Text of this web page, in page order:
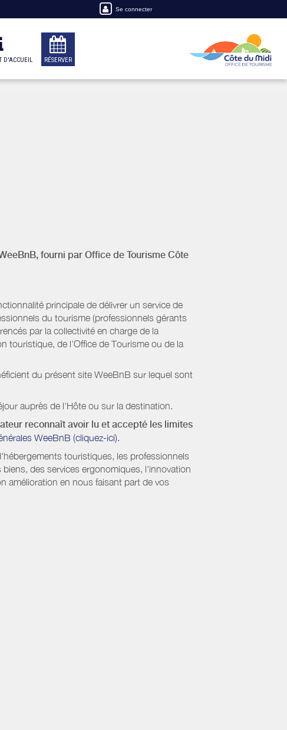
Se connecter
D'ACCUEIL RÉSERVER
fourni par Office de Tourisme Côte
principale de délivrer un service de
du tourisme (professionnels gérants
par la collectivité en charge de la
de l’Office de Tourisme ou de la
du présent site WeeBnB sur lequel sont
auprès de l'Hôte ou sur la destination.
reconnaît avoir lu et accepté les limites
WeeBnB (cliquez-ici).
touristiques, les professionnels
des services ergonomiques, l'innovation
amélioration en nous faisant part de vos